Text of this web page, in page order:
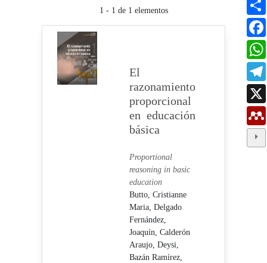
1 - 1 de 1 elementos
El
razonamiento
proporcional
en educación
básica
Proportional
reasoning in basic
education
Butto, Cristianne
Maria, Delgado
Fernández,
Joaquín, Calderón
Araujo, Deysi,
Bazán Ramírez,